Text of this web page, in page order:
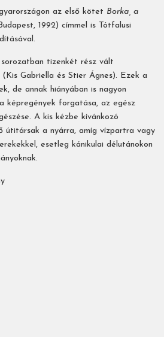
az első kötet Borka, a
1992) címmel is Tótfalusi
tizenkét rész vált
Gabriella és Stier Ágnes). Ezek a
de annak hiányában is nagyon
képregények forgatása, az egész
A kis kézbe kívánkozó
útitársak a nyárra, amíg vízpartra vagy
esetleg kánikulai délutánokon